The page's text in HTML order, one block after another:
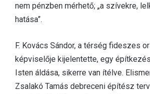
nem pénzben mérhető; „a szívekre,
hatása”.
F. Kovács Sándor, a térség fideszes
képviselője kijelentette, egy
Isten áldása, sikerre van ítélve.
Zsalakó Tamás debreceni építész